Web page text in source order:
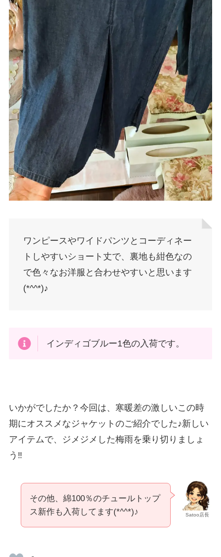
ワンピースやワイドパンツとコーディネー
トしやすいショート丈で、裏地も紺色なの
で色々なお洋服と合わせやすいと思います
(*^^*)♪
インディゴブルー1色の入荷です。
いかがでしたか？今回は、寒暖差の激しいこの時
期にオススメなジャケットのご紹介でした♪新しい
アイテムで、ジメジメした梅雨を乗り切りましょ
う‼
Satoo店長
その他、綿100％のチュールトップ
ス新作も入荷してます(*^^*)♪